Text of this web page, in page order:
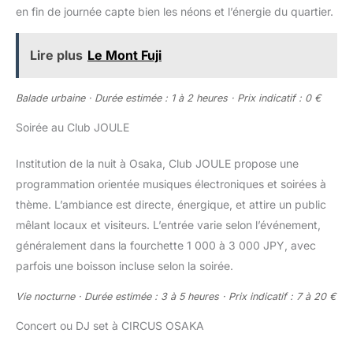
en fin de journée capte bien les néons et l’énergie du quartier.
Lire plus Le Mont Fuji
Balade urbaine · Durée estimée : 1 à 2 heures · Prix indicatif : 0 €
Soirée au Club JOULE
Institution de la nuit à Osaka, Club JOULE propose une
programmation orientée musiques électroniques et soirées à
thème. L’ambiance est directe, énergique, et attire un public
mêlant locaux et visiteurs. L’entrée varie selon l’événement,
généralement dans la fourchette 1 000 à 3 000 JPY, avec
parfois une boisson incluse selon la soirée.
Vie nocturne · Durée estimée : 3 à 5 heures · Prix indicatif : 7 à 20 €
Concert ou DJ set à CIRCUS OSAKA